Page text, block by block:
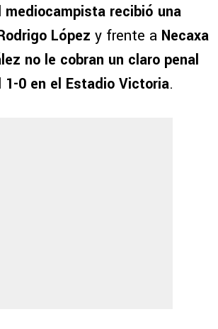
mediocampista recibió una
López y frente a Necaxa
no le cobran un claro penal
1-0 en el Estadio Victoria.